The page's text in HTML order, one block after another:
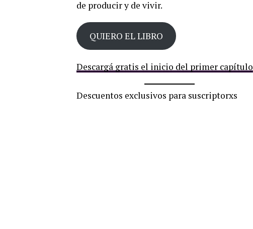
de producir y de vivir.
QUIERO EL LIBRO
Descargá gratis el inicio del primer capítulo
Descuentos exclusivos para suscriptorxs